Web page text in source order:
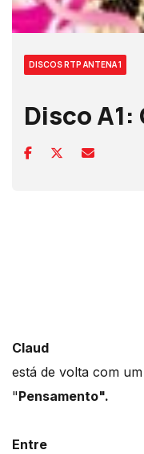
DISCOS RTP ANTENA 1
Disco A1:
Claud
está de volta com
"Pensamento".
Entre